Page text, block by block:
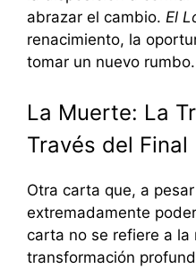
abrazar el cambio. El
renacimiento, la
tomar un nuevo rumbo.
La Muerte: La
Través del Final
Otra carta que, a
extremadamente
carta no se refiere a
transformación